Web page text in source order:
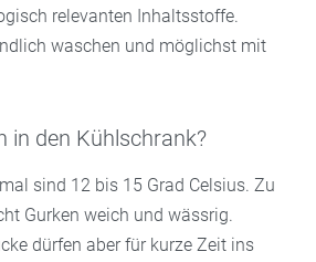
relevanten Inhaltsstoffe.
waschen und möglichst mit
in den Kühlschrank?
sind 12 bis 15 Grad Celsius. Zu
Gurken weich und wässrig.
dürfen aber für kurze Zeit ins